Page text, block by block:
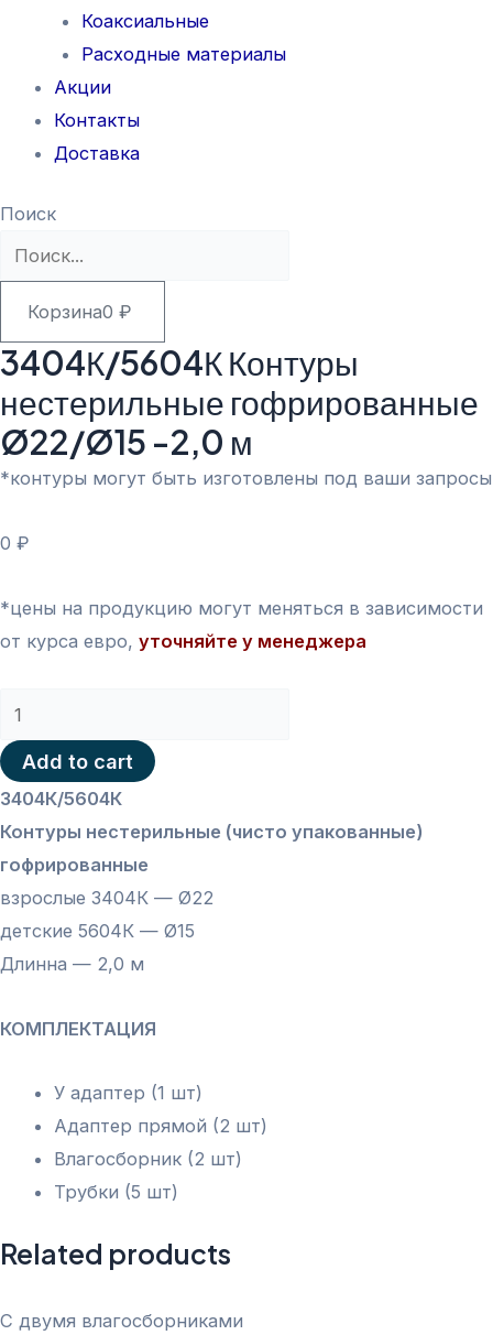
Коаксиальные
Расходные материалы
Акции
Контакты
Доставка
Поиск
0 ₽
Корзина
3404К/5604К Контуры
нестерильные гофрированные
Ø22/Ø15 -2,0 м
*контуры могут быть изготовлены под ваши запросы
0 ₽
*цены на продукцию могут меняться в зависимости
от курса евро, уточняйте у менеджера
3404К/5604К
Контуры
нестерильные
гофрированные
Ø22/
Ø15
-2,0
м
quantity
Add to cart
3404К/5604К
Контуры нестерильные (чисто упакованные)
гофрированные
взрослые 3404К — Ø22
детские 5604К — Ø15
Длинна — 2,0 м
КОМПЛЕКТАЦИЯ
У адаптер (1 шт)
Адаптер прямой (2 шт)
Влагосборник (2 шт)
Трубки (5 шт)
Related products
С двумя влагосборниками